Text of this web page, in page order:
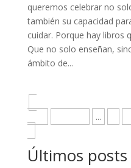
queremos celebrar no
también su capacidad
cuidar. Porque hay libros
Que no solo enseñan,
ámbito de...
...
Últimos posts